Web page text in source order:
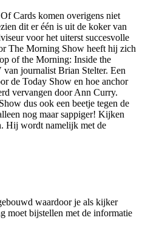
Cards komen overigens niet
dit er één is uit de koker van
voor het uiterst succesvolle
The Morning Show heeft hij zich
of the Morning: Inside the
journalist Brian Stelter. Een
de Today Show en hoe anchor
vervangen door Ann Curry.
dus ook een beetje tegen de
nog maar sappiger! Kijken
Hij wordt namelijk met de
waardoor je als kijker
moet bijstellen met de informatie